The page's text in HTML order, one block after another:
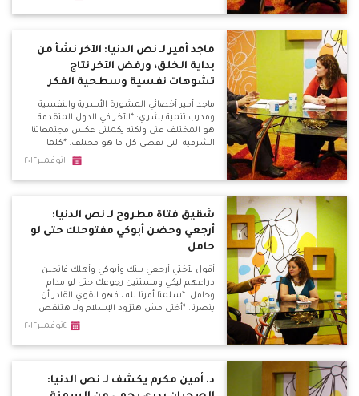
الشعب الذين لا يملكون العلم
ماجد أمير لـ نص الدنيا: الآخر نشأ من
بداية الخلق، ورفض الآخر نتاج
تشوهات نفسية وسطحية الفكر
ماجد أمير أخصائي المشورة الأسرية والنفسية
ومدرب تنمية بشري: *الآخر في الدول المتقدمة
هو المختلف عني ولكنه يكملني عكس مجتمعاتنا
الشرقية التي تقصي كل ما هو مختلف. *كلما
أتسع المرء في ثقافته وإطلاعه كلما زادت مساحة
١١نوفمبر٢٠١٢
شقيق فتاة مطروح لـ نص الدنيا:
أرجعي وحضن أبوكي مفتوحلك حتى لو
حامل
أقول لأختي أرجعي بيتك وأبوكي وأهلك فاتحين
دراعهم ليكي ومستنين رجوعك حتى لو مدام
وحامل. *سلمنا أمرنا لله ، فهو القوي القادر أن
ينصرنا. *أختي مش هتزود الإسلام ولا هتنقص
المسيحية ... أقول للسلفيين رجعوها وجاهدوا
بنت من حضن أهلها. الداعية الإسلامي حسن
بيحصل من السلفيين دة.
٤نوفمبر٢٠١٢
د. أمين مكرم يكشف لـ نص الدنيا: